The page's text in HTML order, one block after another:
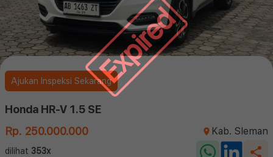
Expired
Ajukan Inspeksi Sekarang
Honda HR-V 1.5 SE
Rp. 250.000.000
Kab. Sleman
dilihat 353x